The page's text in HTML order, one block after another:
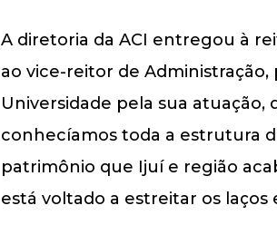
A diretoria da ACI entregou à
ao vice-reitor de
Universidade pela sua
conhecíamos toda a estrutura
patrimônio que Ijuí e região
está voltado a estreitar os